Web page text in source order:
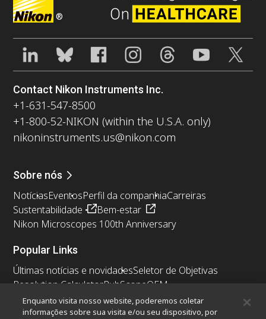
®
Contact Nikon Instruments Inc.
+1-631-547-8500
+1-800-52-NIKON (within the U.S.A. only)
nikoninstruments.us@nikon.com
Sobre nós
NotíciasEventosPerfil da companhiaCarreiras
Sustentabilidade
Bem-estar
Nikon Microscopes 100th Anniversary
Popular Links
Últimas notícias e novidadesSeletor de Objetivas
Resolution CalculatorPubScopeOEM
Nikon Small World
MicroscopyU
Enquanto visita nosso website, poderemos coletar
informações sobre sua visita e/ou seu dispositivo, por